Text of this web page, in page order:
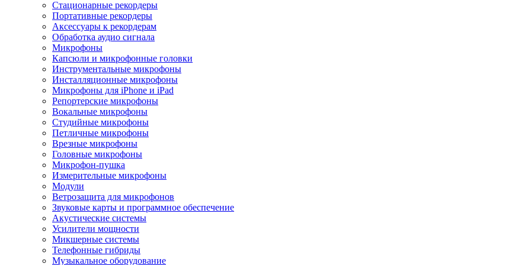
Стационарные рекордеры
Портативные рекордеры
Аксессуары к рекордерам
Обработка аудио сигнала
Микрофоны
Капсюли и микрофонные головки
Инструментальные микрофоны
Инсталляционные микрофоны
Микрофоны для iPhone и iPad
Репортерские микрофоны
Вокальные микрофоны
Студийные микрофоны
Петличные микрофоны
Врезные микрофоны
Головные микрофоны
Микрофон-пушка
Измерительные микрофоны
Модули
Ветрозащита для микрофонов
Звуковые карты и программное обеспечение
Акустические системы
Усилители мощности
Микшерные системы
Телефонные гибриды
Музыкальное оборудование